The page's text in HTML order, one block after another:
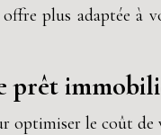
plus adaptée
prêt
optimiser le coût